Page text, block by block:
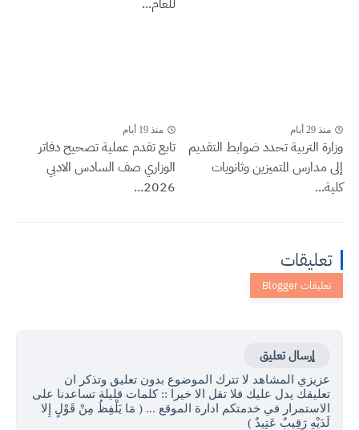
للعام...
منذ 29 أيام
وزارة التربية تحدد ضوابط التقديم
إلى مدارس المتميزين وثانويات
كلية...
منذ 19 أيام
تابع تقدم عملية تصحيح دفاتر
الوزاري صف السادس الادبي
2026...
تعليقات
إرسال تعليق
عزيزي المشاهد لا تترك الموضوع بدون تعليق وتذكر ان
تعليقك يدل عليك فلا تقل الا خيرا :: كلمات قليلة تساعدنا على
الاستمرار في خدمتكم ادارة الموقع ... ( مَا يَلْفِظُ مِنْ قَوْلٍ إِلا
لَدَيْهِ رَقِيبٌ عَتِيدٌ )